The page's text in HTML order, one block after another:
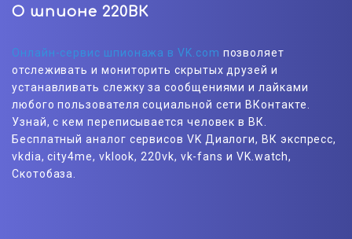
О шпионе 220ВК
Онлайн-сервис шпионажа в VK.com позволяет
отслеживать и мониторить скрытых друзей и
устанавливать слежку за сообщениями и лайками
любого пользователя социальной сети ВКонтакте.
Узнай, с кем переписывается человек в ВК.
Бесплатный аналог сервисов VK Диалоги, ВК экспресс,
vkdia, city4me, vklook, 220vk, vk-fans и VK.watch,
Скотобаза.